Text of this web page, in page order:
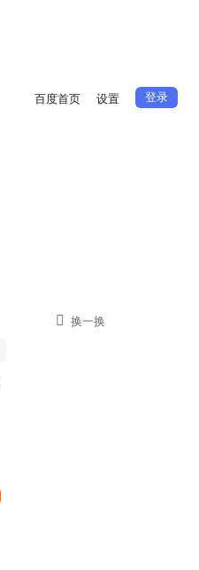
百度首页 设置 登录
 换一换